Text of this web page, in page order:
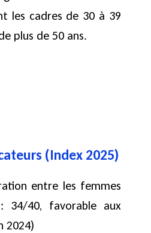
les cadres de 30 à 39
plus de 50 ans.
(Index 2025)
entre les femmes
34/40, favorable aux
2024)